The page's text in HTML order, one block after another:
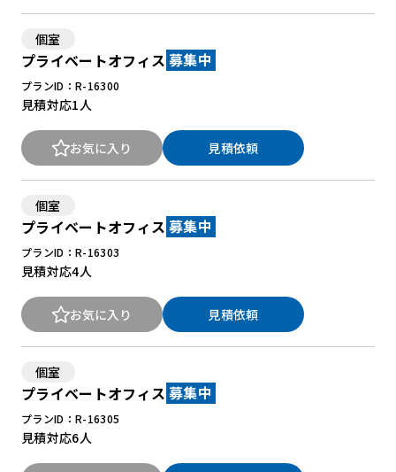
個室
プライベートオフィス 募集中
プランID：R-16300
見積対応1人
お気に入り 見積依頼
個室
プライベートオフィス 募集中
プランID：R-16303
見積対応4人
お気に入り 見積依頼
個室
プライベートオフィス 募集中
プランID：R-16305
見積対応6人